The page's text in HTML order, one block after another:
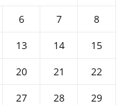
6 7
8
13 14
15
20 21
22
27 28
29